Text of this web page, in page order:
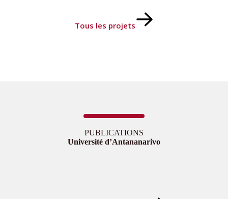
professionnalisante
« production
Tous les projets
PUBLICATIONS
Université d’Antananarivo